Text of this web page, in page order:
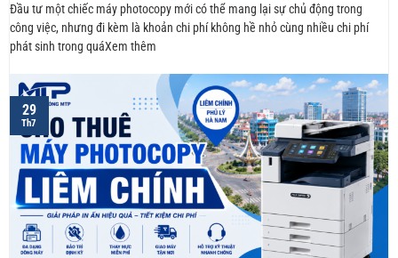
Đầu tư một chiếc máy photocopy mới có thể mang lại sự chủ động trong
công việc, nhưng đi kèm là khoản chi phí không hề nhỏ cùng nhiều chi phí
phát sinh trong quáXem thêm
29
Th7